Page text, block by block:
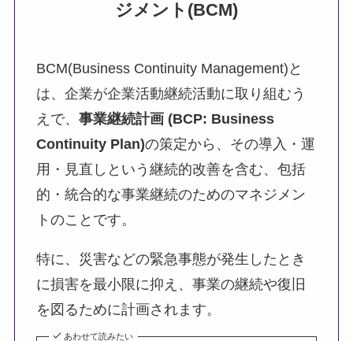
ジメント(BCM)
BCM(Business Continuity Management)と
は、企業が企業活動継続活動に取り組むう
えで、 事業継続計画(BCP: Business
Continuity Plan)の策定から、その導入・運
用・見直しという継続的改善を含む、包括
的・統合的な事業継続のためのマネジメン
トのことです。
特に、災害などの緊急事態が発生したとき
に損害を最小限に抑え、事業の継続や復旧
を図るために計画されます。
あわせて読みたい